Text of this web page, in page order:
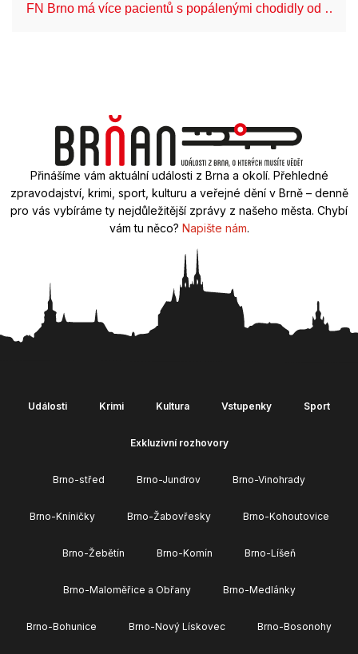
FN Brno má více pacientů s popálenými chodidly od …
Přinášíme vám aktuální události z Brna a okolí. Přehledné
zpravodajství, krimi, sport, kulturu a veřejné dění v Brně – denně
pro vás vybíráme ty nejdůležitější zprávy z našeho města. Chybí
vám tu něco? Napište nám.
Události Krimi Kultura Vstupenky Sport
Exkluzivní rozhovory
Brno-střed Brno-Jundrov Brno-Vinohrady
Brno-Kníničky Brno-Žabovřesky Brno-Kohoutovice
Brno-Žebětín Brno-Komín Brno-Líšeň
Brno-Maloměřice a Obřany Brno-Medlánky
Brno-Bohunice Brno-Nový Lískovec Brno-Bosonohy